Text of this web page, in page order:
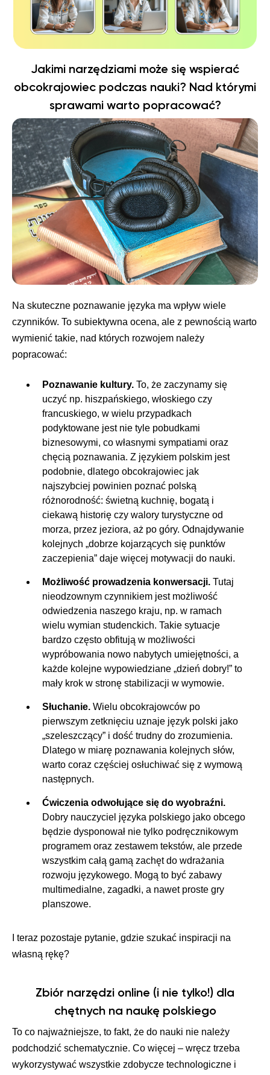
Jakimi narzędziami może się wspierać
obcokrajowiec podczas nauki? Nad którymi
sprawami warto popracować?
Na skuteczne poznawanie języka ma wpływ wiele
czynników. To subiektywna ocena, ale z pewnością warto
wymienić takie, nad których rozwojem należy
popracować:
Poznawanie kultury. To, że zaczynamy się
uczyć np. hiszpańskiego, włoskiego czy
francuskiego, w wielu przypadkach
podyktowane jest nie tyle pobudkami
biznesowymi, co własnymi sympatiami oraz
chęcią poznawania. Z językiem polskim jest
podobnie, dlatego obcokrajowiec jak
najszybciej powinien poznać polską
różnorodność: świetną kuchnię, bogatą i
ciekawą historię czy walory turystyczne od
morza, przez jeziora, aż po góry. Odnajdywanie
kolejnych „dobrze kojarzących się punktów
zaczepienia” daje więcej motywacji do nauki.
Możliwość prowadzenia konwersacji. Tutaj
nieodzownym czynnikiem jest możliwość
odwiedzenia naszego kraju, np. w ramach
wielu wymian studenckich. Takie sytuacje
bardzo często obfitują w możliwości
wypróbowania nowo nabytych umiejętności, a
każde kolejne wypowiedziane „dzień dobry!” to
mały krok w stronę stabilizacji w wymowie.
Słuchanie. Wielu obcokrajowców po
pierwszym zetknięciu uznaje język polski jako
„szeleszczący” i dość trudny do zrozumienia.
Dlatego w miarę poznawania kolejnych słów,
warto coraz częściej osłuchiwać się z wymową
następnych.
Ćwiczenia odwołujące się do wyobraźni.
Dobry nauczyciel języka polskiego jako obcego
będzie dysponował nie tylko podręcznikowym
programem oraz zestawem tekstów, ale przede
wszystkim całą gamą zachęt do wdrażania
rozwoju językowego. Mogą to być zabawy
multimedialne, zagadki, a nawet proste gry
planszowe.
I teraz pozostaje pytanie, gdzie szukać inspiracji na
własną rękę?
Zbiór narzędzi online (i nie tylko!) dla
chętnych na naukę polskiego
To co najważniejsze, to fakt, że do nauki nie należy
podchodzić schematycznie. Co więcej – wręcz trzeba
wykorzystywać wszystkie zdobycze technologiczne i